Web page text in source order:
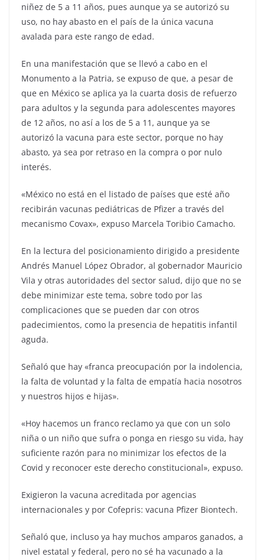
niñez de 5 a 11 años, pues aunque ya se autorizó su
uso, no hay abasto en el país de la única vacuna
avalada para este rango de edad.
En una manifestación que se llevó a cabo en el
Monumento a la Patria, se expuso de que, a pesar de
que en México se aplica ya la cuarta dosis de refuerzo
para adultos y la segunda para adolescentes mayores
de 12 años, no así a los de 5 a 11, aunque ya se
autorizó la vacuna para este sector, porque no hay
abasto, ya sea por retraso en la compra o por nulo
interés.
«México no está en el listado de países que esté año
recibirán vacunas pediátricas de Pfizer a través del
mecanismo Covax», expuso Marcela Toribio Camacho.
En la lectura del posicionamiento dirigido a presidente
Andrés Manuel López Obrador, al gobernador Mauricio
Vila y otras autoridades del sector salud, dijo que no se
debe minimizar este tema, sobre todo por las
complicaciones que se pueden dar con otros
padecimientos, como la presencia de hepatitis infantil
aguda.
Señaló que hay «franca preocupación por la indolencia,
la falta de voluntad y la falta de empatía hacia nosotros
y nuestros hijos e hijas».
«Hoy hacemos un franco reclamo ya que con un solo
niña o un niño que sufra o ponga en riesgo su vida, hay
suficiente razón para no minimizar los efectos de la
Covid y reconocer este derecho constitucional», expuso.
Exigieron la vacuna acreditada por agencias
internacionales y por Cofepris: vacuna Pfizer Biontech.
Señaló que, incluso ya hay muchos amparos ganados, a
nivel estatal y federal, pero no sé ha vacunado a la